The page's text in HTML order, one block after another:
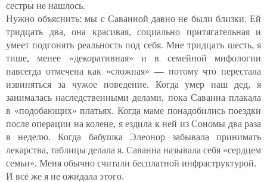
сестры не нашлось.
Нужно объяснить: мы с Саванной давно не были близки. Ей
тридцать два, она красивая, социально притягательная и
умеет подгонять реальность под себя. Мне тридцать шесть, я
тише, менее «декоративная» и в семейной мифологии
навсегда отмечена как «сложная» — потому что перестала
извиняться за чужое поведение. Когда умер наш дед, я
занималась наследственными делами, пока Саванна плакала
в «подобающих» платьях. Когда маме понадобились поездки
после операции на колене, я ездила к ней из Сономы два раза
в неделю. Когда бабушка Элеонор забывала принимать
лекарства, таблицы делала я. Саванна называла себя «сердцем
семьи». Меня обычно считали бесплатной инфраструктурой.
И всё же я не ожидала этого.